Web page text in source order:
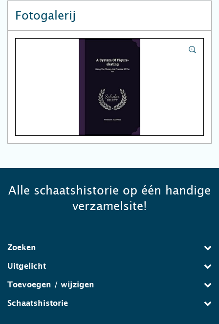
Fotogalerij
Alle schaatshistorie op één handige
verzamelsite!
Zoeken
Uitgelicht
Toevoegen / wijzigen
Schaatshistorie